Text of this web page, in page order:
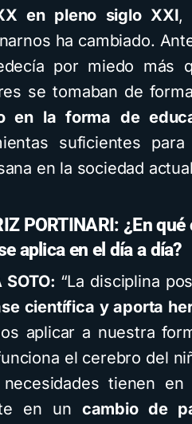
en pleno siglo XXI,
ha cambiado.
por miedo más
se tomaban de
en la forma de
suficientes
en la sociedad
PORTINARI: ¿En
aplica en el día a día?
SOTO: “La disciplina
científica y aporta
aplicar a nuestra
el cerebro del
tienen en
en un cambio de